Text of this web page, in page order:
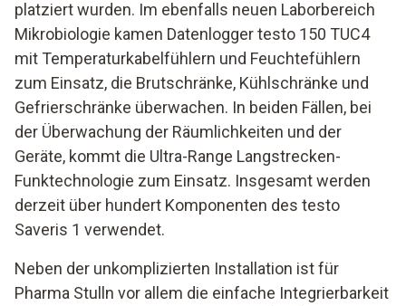
platziert wurden. Im ebenfalls neuen Laborbereich
Mikrobiologie kamen Datenlogger testo 150 TUC4
mit Temperaturkabelfühlern und Feuchtefühlern
zum Einsatz, die Brutschränke, Kühlschränke und
Gefrierschränke überwachen. In beiden Fällen, bei
der Überwachung der Räumlichkeiten und der
Geräte, kommt die Ultra-Range Langstrecken-
Funktechnologie zum Einsatz. Insgesamt werden
derzeit über hundert Komponenten des testo
Saveris 1 verwendet.
Neben der unkomplizierten Installation ist für
Pharma Stulln vor allem die einfache Integrierbarkeit